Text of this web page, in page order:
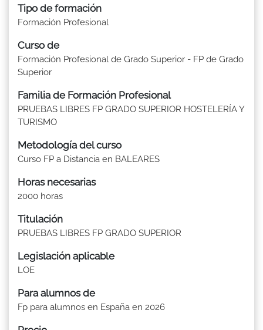
Tipo de formación
Formación Profesional
Curso de
Formación Profesional de Grado Superior - FP de Grado
Superior
Familia de Formación Profesional
PRUEBAS LIBRES FP GRADO SUPERIOR HOSTELERÍA Y
TURISMO
Metodología del curso
Curso FP a Distancia en BALEARES
Horas necesarias
2000 horas
Titulación
PRUEBAS LIBRES FP GRADO SUPERIOR
Legislación aplicable
LOE
Para alumnos de
Fp para alumnos en España en 2026